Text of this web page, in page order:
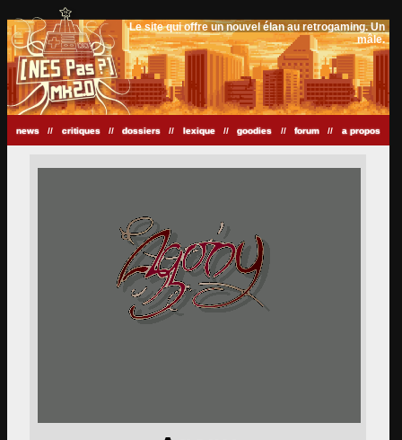
Le site qui offre un nouvel élan au retrogaming. Un
mâle.
news // critiques // dossiers // lexique // goodies // forum // a propos